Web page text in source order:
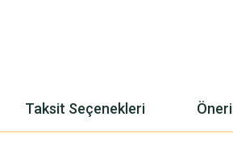
Taksit Seçenekleri